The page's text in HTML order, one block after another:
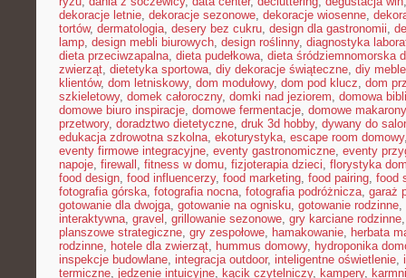
dekoracje letnie, dekoracje sezonowe, dekoracje wiosenne,
tortów, dermatologia, desery bez cukru, design dla gastronomii,
lamp, design mebli biurowych, design roślinny, diagnostyka
dieta przeciwzapalna, dieta pudełkowa, dieta śródziemnomorska
zwierząt, dietetyka sportowa, diy dekoracje świąteczne, diy
klientów, dom letniskowy, dom modułowy, dom pod klucz, dom
szkieletowy, domek całoroczny, domki nad jeziorem, domowa
domowe biuro inspiracje, domowe fermentacje, domowe makarony
przetwory, doradztwo dietetyczne, druk 3d hobby, dywany do
edukacja zdrowotna szkolna, ekoturystyka, escape room domowy
eventy firmowe integracyjne, eventy gastronomiczne, eventy
napoje, firewall , fitness w domu, fizjoterapia dzieci, florystyka
food design, food influencerzy, food marketing, food pairing, food
fotografia górska, fotografia nocna, fotografia podróżnicza, garaż
gotowanie dla dwojga, gotowanie na ognisku, gotowanie rodzinne,
interaktywna, gravel , grillowanie sezonowe, gry karciane rodzinne
planszowe strategiczne, gry zespołowe, hamakowanie, herbata
rodzinne, hotele dla zwierząt, hummus domowy, hydroponika
inspekcje budowlane, integracja outdoor, inteligentne oświetlenie,
termiczne, jedzenie intuicyjne, kącik czytelniczy, kampery,